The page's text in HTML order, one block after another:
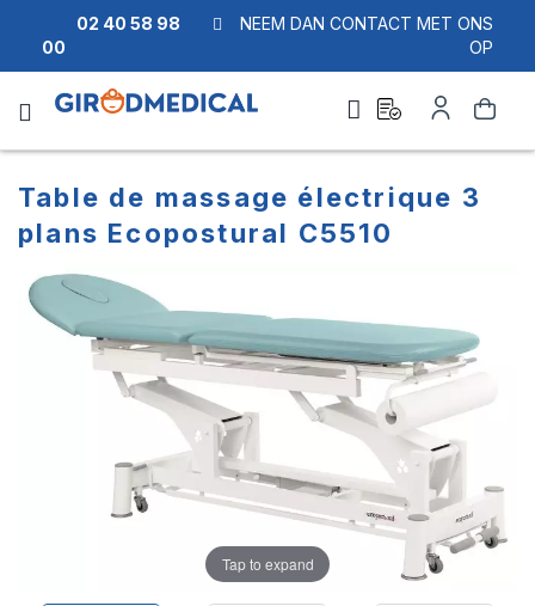
02 40 58 98
00
NEEM DAN CONTACT MET ONS
OP
Zoek
quote
Table de massage électrique 3
plans Ecopostural C5510
naar
het
naar
het
Tap to expand